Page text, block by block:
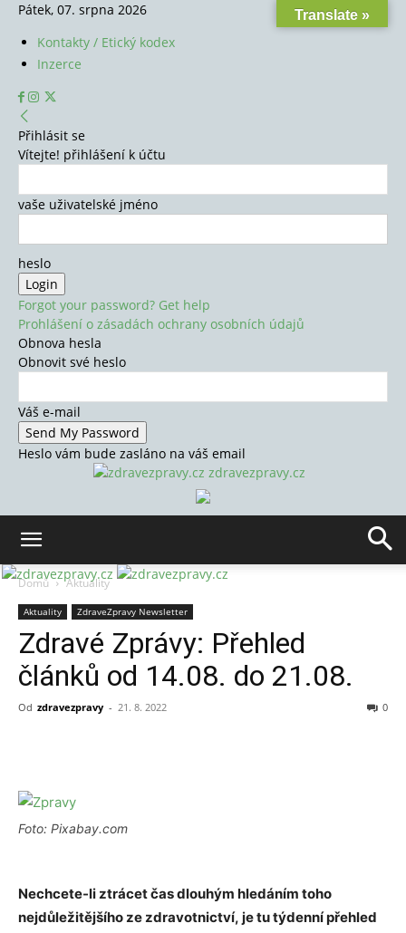
Pátek, 07. srpna 2026
Kontakty / Etický kodex
Inzerce
Přihlásit se
Vítejte! přihlášení k účtu
vaše uživatelské jméno
heslo
Forgot your password? Get help
Prohlášení o zásadách ochrany osobních údajů
Obnova hesla
Obnovit své heslo
Váš e-mail
Heslo vám bude zasláno na váš email
zdravezpravy.cz
Domů Aktuality
Aktuality ZdraveZpravy Newsletter
Zdravé Zprávy: Přehled
článků od 14.08. do 21.08.
Od zdravezpravy - 21. 8. 2022 0
Foto: Pixabay.com
Nechcete-li ztrácet čas dlouhým hledáním toho
nejdůležitějšího ze zdravotnictví, je tutýdenní přehled
Translate »